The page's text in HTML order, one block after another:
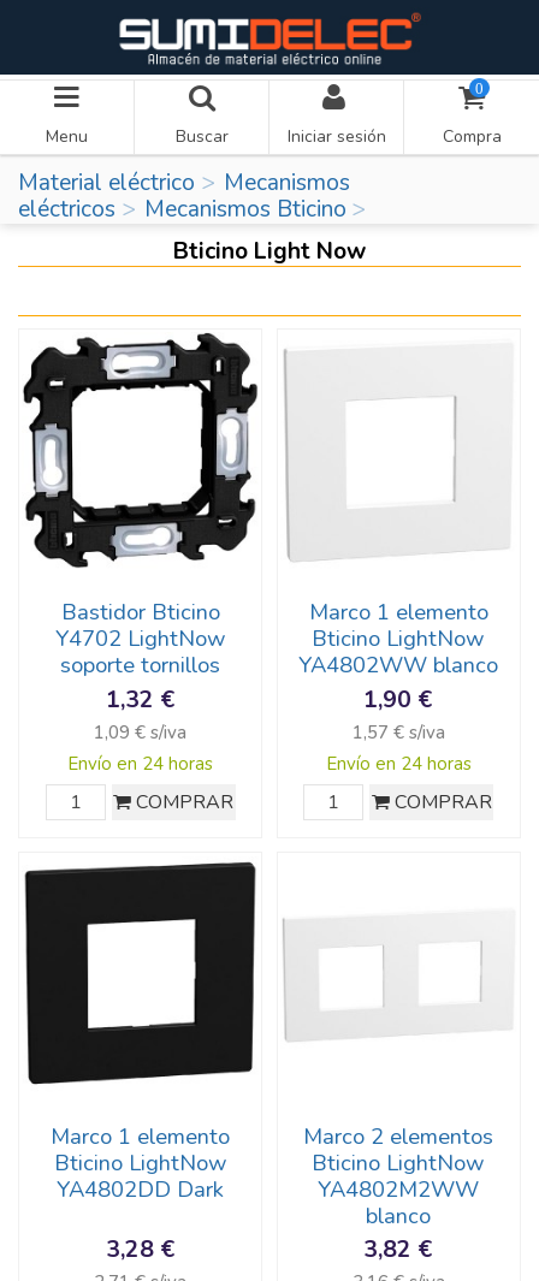
Menu Buscar Iniciar sesión
0
Compra
Material eléctrico
Mecanismos
eléctricos
Mecanismos Bticino
Bticino Light Now
Bastidor Bticino
Y4702 LightNow
soporte tornillos
1,32 €
1,09 € s/iva
Envío en 24 horas
COMPRAR
Marco 1 elemento
Bticino LightNow
YA4802WW blanco
1,90 €
1,57 € s/iva
Envío en 24 horas
COMPRAR
Marco 1 elemento
Bticino LightNow
YA4802DD Dark
3,28 €
Marco 2 elementos
Bticino LightNow
YA4802M2WW
blanco
3,82 €